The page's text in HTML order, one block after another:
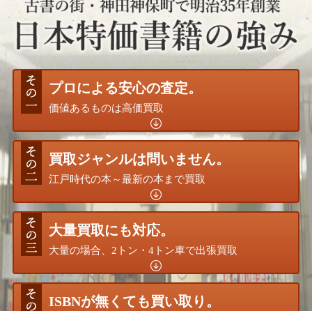
プロによる安心の査定。
価値あるものは高価買取
買取ジャンルは問いません。
江戸時代の本～最新の本まで買取
大量買取にも対応。
大量の場合、2トン・4トン車で出張買取
ISBNが無くても買い取り。